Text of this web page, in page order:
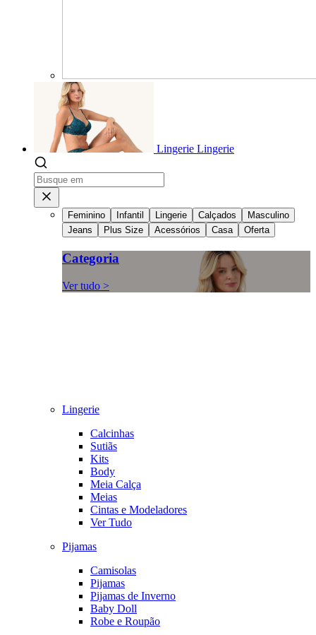
Lingerie Lingerie
Feminino Infantil Lingerie Calçados
Masculino
Jeans
Plus Size Acessórios Casa Oferta
Categoria
Ver tudo >
Lingerie
Calcinhas
Sutiãs
Kits
Body
Meia Calça
Meias
Cintas e Modeladores
Ver Tudo
Pijamas
Camisolas
Pijamas
Pijamas de Inverno
Baby Doll
Robe e Roupão